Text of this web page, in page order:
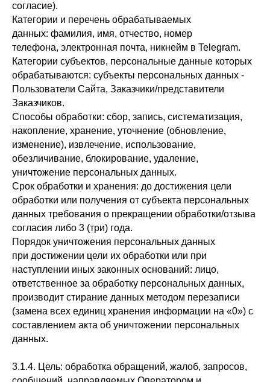
согласие).
Категории и перечень обрабатываемых
данных: фамилия, имя, отчество, номер
телефона, электронная почта, никнейм в Telegram.
Категории субъектов, персональные данные которых
обрабатываются: субъекты персональных данных -
Пользователи Сайта, Заказчики/представители
Заказчиков.
Способы обработки: сбор, запись, систематизация,
накопление, хранение, уточнение (обновление,
изменение), извлечение, использование,
обезличивание, блокирование, удаление,
уничтожение персональных данных.
Срок обработки и хранения: до достижения цели
обработки или получения от субъекта персональных
данных требования о прекращении обработки/отзыва
согласия либо 3 (три) года.
Порядок уничтожения персональных данных
при достижении цели их обработки или при
наступлении иных законных оснований: лицо,
ответственное за обработку персональных данных,
производит стирание данных методом перезаписи
(замена всех единиц хранения информации на «0») с
составлением акта об уничтожении персональных
данных.
3.1.4. Цель: обработка обращений, жалоб, запросов,